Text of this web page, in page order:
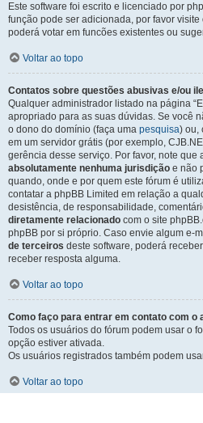
Este software foi escrito e licenciado por
função pode ser adicionada, por favor visite
poderá votar em funcões existentes ou
Voltar ao topo
Contatos sobre questões abusivas e/ou
Qualquer administrador listado na página
apropriado para as suas dúvidas. Se você
o dono do domínio (faça uma pesquisa) ou,
em um servidor grátis (por exemplo,
gerência desse serviço. Por favor, note que
absolutamente nenhuma jurisdição e não
quando, onde e por quem este fórum é
contatar a phpBB Limited em relação a
desistência, de responsabilidade,
diretamente relacionado com o site
phpBB por si próprio. Caso envie algum e-
de terceiros deste software, poderá
receber resposta alguma.
Voltar ao topo
Como faço para entrar em contato com o
Todos os usuários do fórum podem usar o
opção estiver ativada.
Os usuários registrados também podem
Voltar ao topo